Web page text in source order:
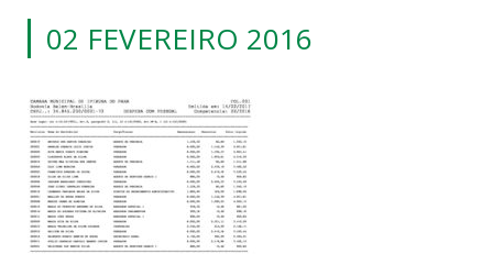
02 FEVEREIRO 2016